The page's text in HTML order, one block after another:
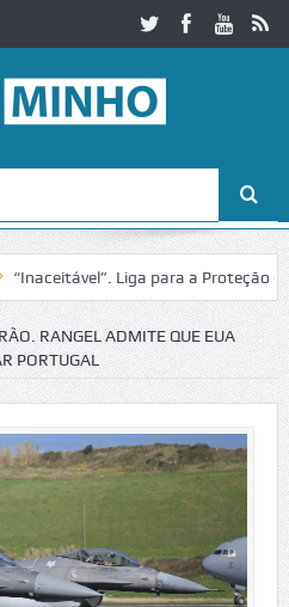
Liga para a Proteção da
Igreja do Castelo de Cerveira
RANGEL ADMITE QUE EUA
PORTUGAL